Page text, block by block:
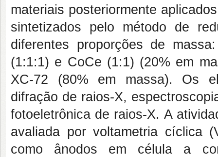
materiais posteriormente
sintetizados pelo método de
diferentes proporções de
(1:1:1) e CoCe (1:1) (20% em
XC-72 (80% em massa). Os
difração de raios-X,
fotoeletrônica de raios-X. A
avaliada por voltametria cíclica
como ânodos em célula a